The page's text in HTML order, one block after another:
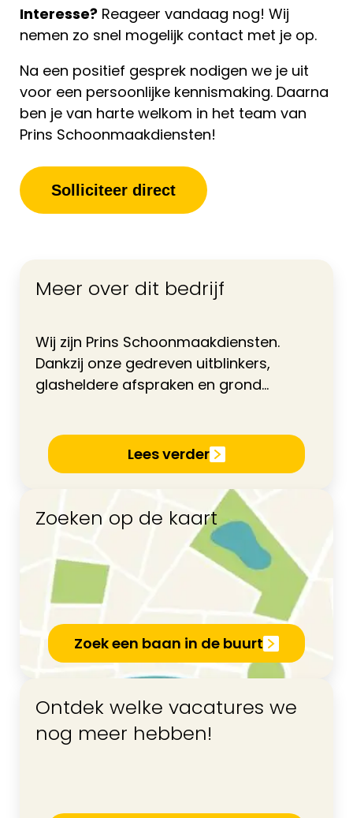
Interesse? Reageer vandaag nog! Wij
nemen zo snel mogelijk contact met je op.
Na een positief gesprek nodigen we je uit
voor een persoonlijke kennismaking. Daarna
ben je van harte welkom in het team van
Prins Schoonmaakdiensten!
Solliciteer direct
Meer over dit bedrijf
Wij zijn Prins Schoonmaakdiensten.
Dankzij onze gedreven uitblinkers,
glasheldere afspraken en grond...
Lees verder
Zoeken op de kaart
Zoek een baan in de buurt
Ontdek welke vacatures we
nog meer hebben!